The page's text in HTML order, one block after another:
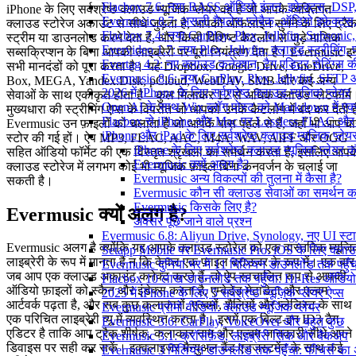
Flacbox 7.6: नया BASS ऑडियो इंजन, इफेक्ट्स,
Evermusic 8.7: असली गैपलेस प्लेबैक, ऑडियो इफ़ेक्ट्स,
Flacbox 7.4: नया CarPlay, Plex, Jellyfin,
Evervideo 1.7: नया Plex, Jellyfin, क्लाउड
Evertag 4.2: नए क्लाउड कनेक्शन, टैग एडिटर सेटिंग्स की
Evermusic 8.6: नया CarPlay, Plex, Jellyfin, SFTP
2026 में iPhone के लिए सर्वश्रेष्ठ क्लाउड म्यूजिक प्लेयर
OpenAI के साथ Wix ब्लॉग पोस्ट को Markdown में
Flacbox से iPhone और Mac पर Lossless FLAC
iPhone और iPad के लिए सर्वश्रेष्ठ क्लाउड म्यूजिक
iPhone के लिए सर्वश्रेष्ठ क्लाउड म्यूजिक प्लेयर
Evermusic क्यों अलग है?
Evermusic अन्य विकल्पों की तुलना में कैसा है?
Evermusic कौन सी क्लाउड सेवाओं का समर्थन
Evermusic किसके लिए है?
अक्सर पूछे जाने वाले प्रश्न
Evermusic 6.8: Aliyun Drive, Synology, नए UI
Setapp Mobile पर Evermusic Pro: iOS के लिए
Evermusic दुनिया भर में 11 मिलियन डाउनलोड तक
Flacbox 10 लाख डाउनलोड तक पहुँचा: Hi-Res ऑडियो
2025 में iPhone के लिए 5 सर्वश्रेष्ठ म्यूज़िक प्लेयर ऐप्स
Evermusic प्रोमो वीडियो: क्लाउड म्यूजिक प्लेयर
Evermusic 3.6: CarPlay, VoiceOver और बहुत कुछ
Evermusic 3.1: क्रॉसफ़ेड, लाइब्रेरी सिंक और बैकअप
Evermusic 3 मिलियन डाउनलोड तक पहुँचा: फीचर्स
iPhone के लिए सर्वश्रेष्ठ क्लाउड म्यूजिक प्लेयर वह है जो आपके व्यक्तिगत
क्लाउड स्टोरेज अकाउंट से सीधे जुड़ता है, आपको ऑफलाइन सुनने के लिए ट्रैक
स्ट्रीम या डाउनलोड करने देता है, और किसी विशिष्ट कैटलॉग से जुड़े मासिक
सब्सक्रिप्शन के बिना आपकी लाइब्रेरी पर पूरा नियंत्रण देता है। Evermusic
सभी मानदंडों को पूरा करता है। यह Dropbox, Google Drive, OneDrive,
Box, MEGA, Yandex.Disk, pCloud, WebDAV, SMB और कई अन्य
सेवाओं के साथ एकीकृत होता है – कुल मिलाकर 12 से अधिक क्लाउड
मुख्यधारा की स्ट्रीमिंग ऐप्स के विपरीत जो आपको उनके कैटलॉग में बंद कर देती
Evermusic उन फ़ाइलों को चलाता है जो आपके पास पहले से हैं, जहाँ भी आप
स्टोर की गई हों। ऐप MP3, FLAC, AAC, M4A, WAV, AIFF और OGG
सहित ऑडियो फॉर्मेट की एक विस्तृत श्रृंखला का समर्थन करता है, इसलिए
क्लाउड स्टोरेज में लगभग कोई भी म्यूजिक फ़ाइल बिना कनवर्जन के चलाई जा
सकती है।
Evermusic क्यों अलग है?
Evermusic अलग है क्योंकि यह आपके क्लाउड स्टोरेज को एक वास्तविक
लाइब्रेरी के रूप में मानता है न कि केवल एक फ़ाइल ब्राउजर के रूप में। एक बार
जब आप एक क्लाउड अकाउंट कनेक्ट करते हैं, तो ऐप स्वचालित रूप से आपकी
ऑडियो फ़ाइलों को स्कैन और इंडेक्स करता है, एम्बेडेड मेटाडेटा और एल्बम
आर्टवर्क पढ़ता है, और सब कुछ कलाकारों, एल्बमों, शैलियों और प्लेलिस्ट के साथ
एक परिचित लाइब्रेरी व्यू में व्यवस्थित करता है। इसमें एक बिल्ट-इन ID3 टैग
एडिटर है ताकि आप ट्रैक शीर्षक, कलाकार नाम और एल्बम जानकारी सीधे अपने
डिवाइस पर सही कर सकें। इक्वलाइजर मैन्युअल बैंड एडजस्टमेंट के साथ कई